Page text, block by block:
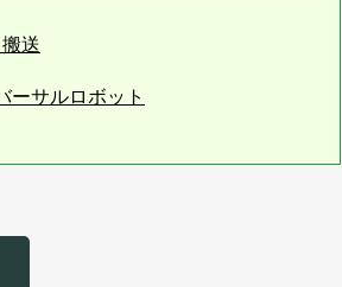
送
ーサルロボット
ユニバーサルロボット